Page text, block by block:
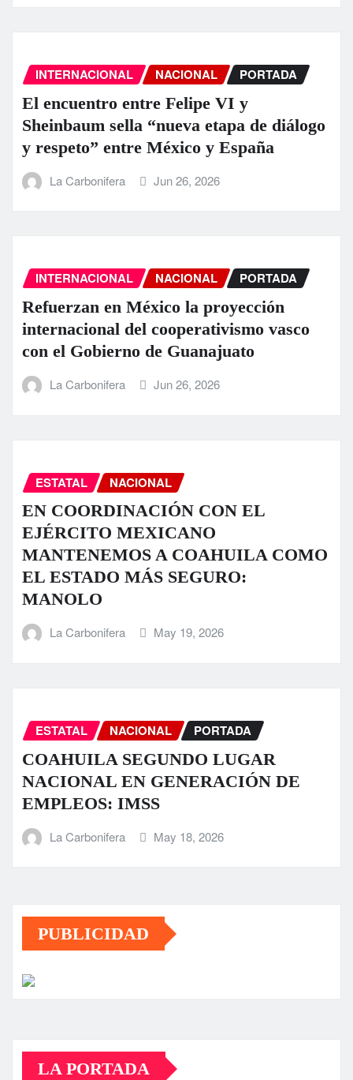
INTERNACIONAL NACIONAL PORTADA
El encuentro entre Felipe VI y
Sheinbaum sella “nueva etapa de diálogo
y respeto” entre México y España
La Carbonifera Jun 26, 2026
INTERNACIONAL NACIONAL PORTADA
Refuerzan en México la proyección
internacional del cooperativismo vasco
con el Gobierno de Guanajuato
La Carbonifera Jun 26, 2026
ESTATAL NACIONAL
EN COORDINACIÓN CON EL
EJÉRCITO MEXICANO
MANTENEMOS A COAHUILA COMO
EL ESTADO MÁS SEGURO:
MANOLO
La Carbonifera May 19, 2026
ESTATAL NACIONAL PORTADA
COAHUILA SEGUNDO LUGAR
NACIONAL EN GENERACIÓN DE
EMPLEOS: IMSS
La Carbonifera May 18, 2026
PUBLICIDAD
LA PORTADA